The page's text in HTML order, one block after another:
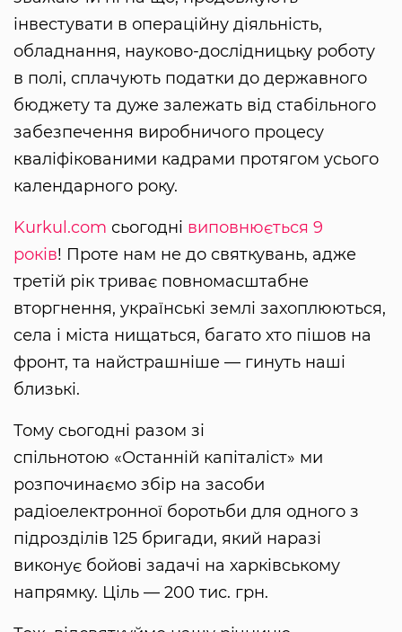
інвестувати в операційну діяльність,
обладнання, науково-дослідницьку роботу
в полі, сплачують податки до державного
бюджету та дуже залежать від стабільного
забезпечення виробничого процесу
кваліфікованими кадрами протягом усього
календарного року.
Kurkul.com сьогодні виповнюється 9
років! Проте нам не до святкувань, адже
третій рік триває повномасштабне
вторгнення, українські землі захоплюються,
села і міста нищаться, багато хто пішов на
фронт, та найстрашніше — гинуть наші
близькі.
Тому сьогодні разом зі
спільнотою «Останній капіталіст» ми
розпочинаємо збір на засоби
радіоелектронної боротьби для одного з
підрозділів 125 бригади, який наразі
виконує бойові задачі на харківському
напрямку. Ціль — 200 тис. грн.